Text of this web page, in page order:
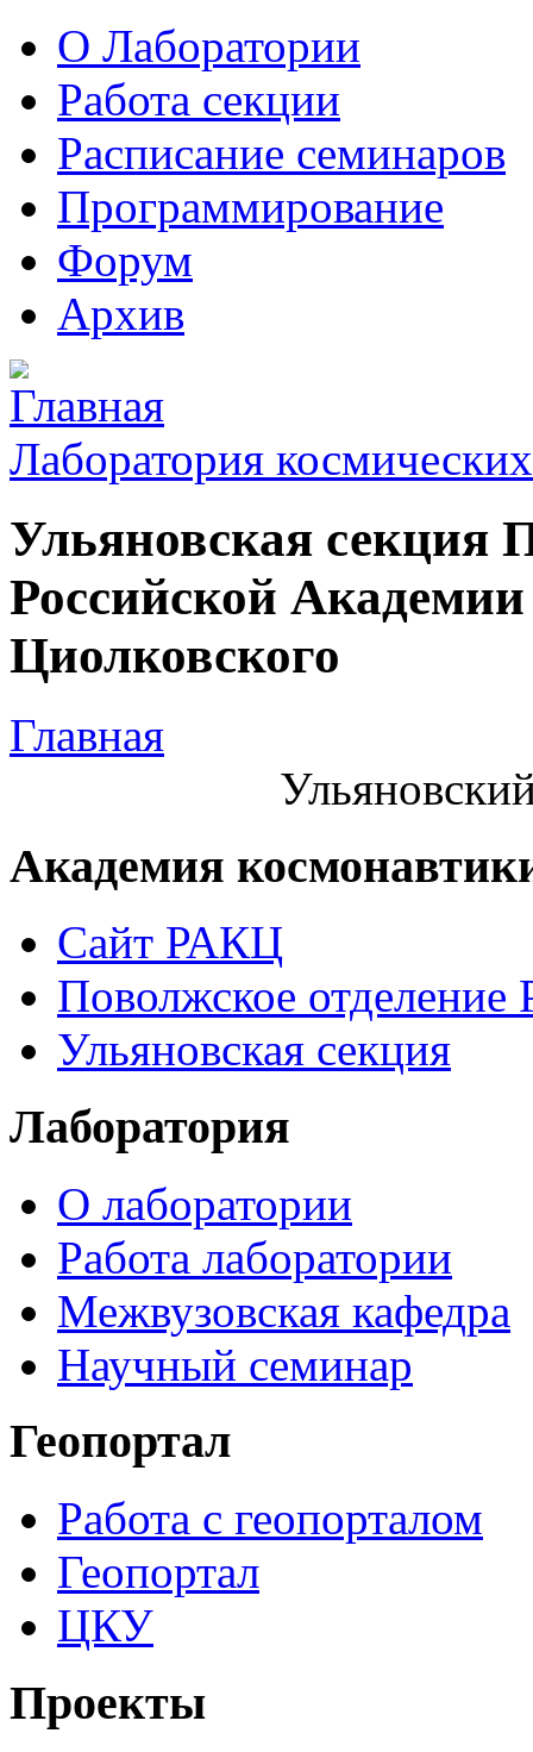
О Лаборатории
Работа секции
Расписание семинаров
Программирование
Форум
Архив
Лаборатория
Ульяновская секция
Российской
Циолковского
Главная
Академия
Сайт РАКЦ
Поволжское
Ульяновская секция
Лаборатория
О лаборатории
Работа лаборатории
Межвузовская кафедра
Научный семинар
Геопортал
Работа с геопорталом
Геопортал
ЦКУ
Проекты